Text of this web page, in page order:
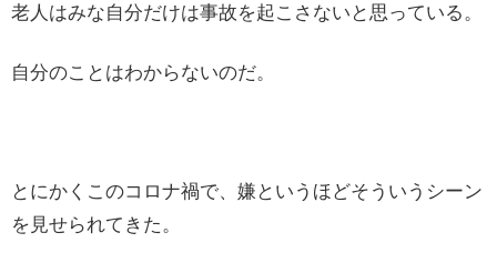
老人はみな自分だけは事故を起こさないと思っている。
自分のことはわからないのだ。
とにかくこのコロナ禍で、嫌というほどそういうシーン
を見せられてきた。